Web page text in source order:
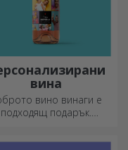
вина
вино винаги е
подходящ подарък.